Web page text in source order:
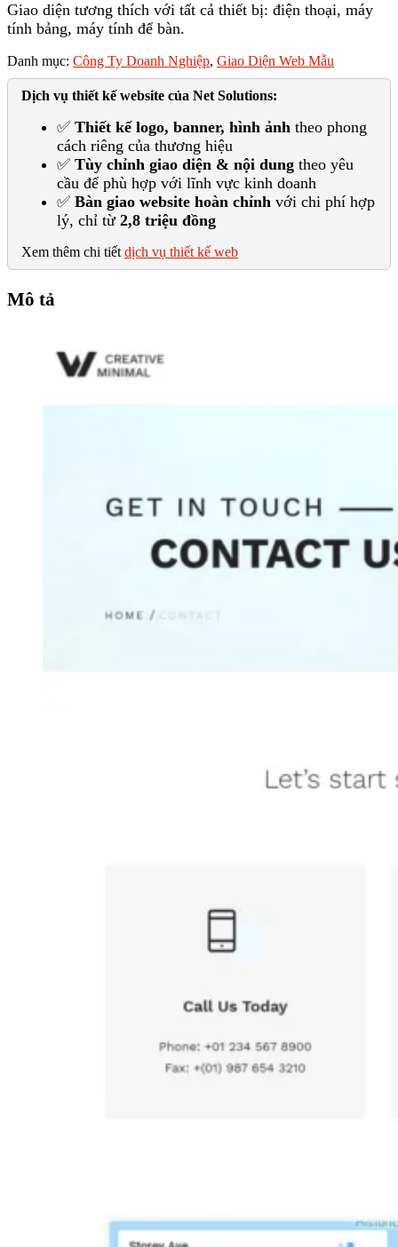
Giao diện tương thích với tất cả thiết bị: điện thoại, máy
tính bảng, máy tính để bàn.
Danh mục: Công Ty Doanh Nghiệp, Giao Diện Web Mẫu
Dịch vụ thiết kế website của Net Solutions:
✅ Thiết kế logo, banner, hình ảnh theo phong
cách riêng của thương hiệu
✅ Tùy chỉnh giao diện & nội dung theo yêu
cầu để phù hợp với lĩnh vực kinh doanh
✅ Bàn giao website hoàn chỉnh với chi phí hợp
lý, chỉ từ 2,8 triệu đồng
Xem thêm chi tiết dịch vụ thiết kế web
Mô tả